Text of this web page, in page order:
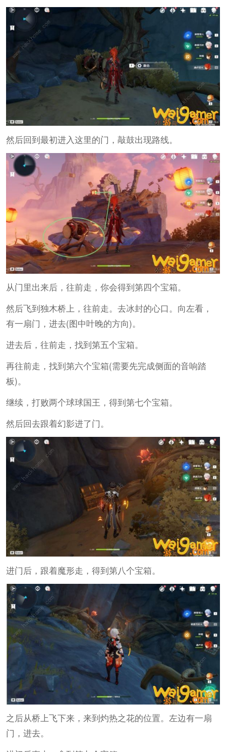
然后回到最初进入这里的门，敲鼓出现路线。
从门里出来后，往前走，你会得到第四个宝箱。
然后飞到独木桥上，往前走。去冰封的心口。向左看，
有一扇门，进去(图中叶晚的方向)。
进去后，往前走，找到第五个宝箱。
再往前走，找到第六个宝箱(需要先完成侧面的音响踏
板)。
继续，打败两个球球国王，得到第七个宝箱。
然后回去跟着幻影进了门。
进门后，跟着魔形走，得到第八个宝箱。
之后从桥上飞下来，来到灼热之花的位置。左边有一扇
门，进去。